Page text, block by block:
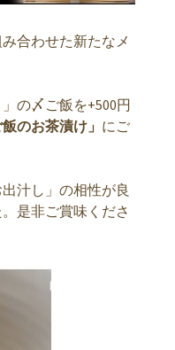
合わせた新たなメ
の〆ご飯を+500円
のお茶漬け」 にご
汁し」の相性が良
是非ご賞味くださ